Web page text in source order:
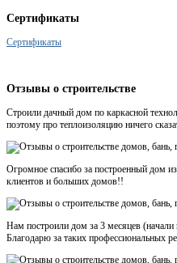
Сертификаты
Сертификаты
Отзывы о строительстве
Строили дачный дом по каркасной
поэтому про теплоизоляцию ничего
Огромное спасибо за построенный дом
клиентов и больших домов!!
Нам построили дом за 3 месяцев
Благодарю за таких профессиональных